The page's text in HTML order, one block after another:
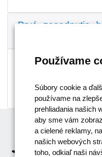
Prvé zasadnutie
Spomedzi siedmich
predkladateľom na
Používame
Súbory cookie a
používame na
prehliadania našich
aby sme vám
a cielené reklamy,
našich webových
toho, odkiaľ naši